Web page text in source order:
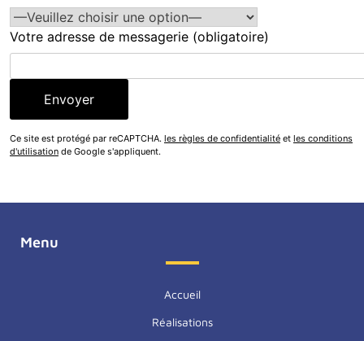
Votre adresse de messagerie (obligatoire)
Ce site est protégé par reCAPTCHA. les règles de confidentialité et les conditions
d'utilisation de Google s'appliquent.
Menu
Accueil
Réalisations